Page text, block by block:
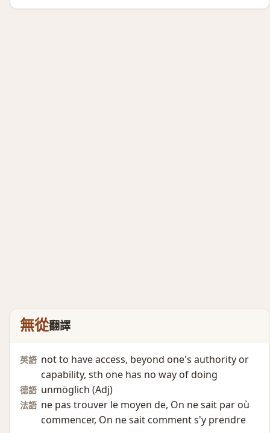
無從翻譯
英語 not to have access, beyond one's authority or
capability, sth one has no way of doing
德語 unmöglich (Adj)​
法語 ne pas trouver le moyen de, On ne sait par où
commencer, On ne sait comment s'y prendre